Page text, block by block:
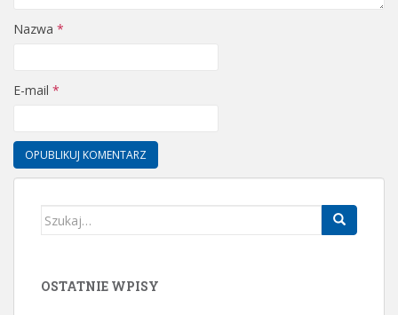
Nazwa *
E-mail *
Szukaj:
OSTATNIE WPISY